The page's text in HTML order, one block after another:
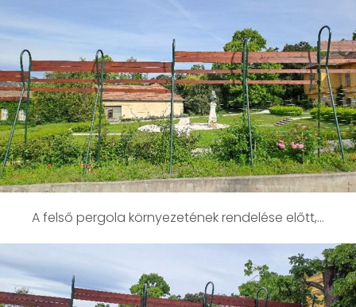
A felső pergola környezetének rendelése előtt,…